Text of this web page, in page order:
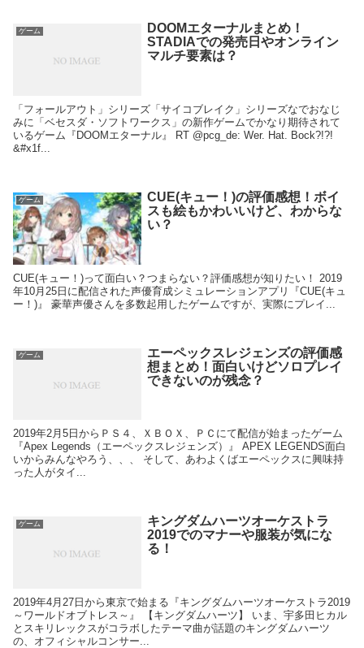
ゲーム
DOOMエターナルまとめ！
STADIAでの発売日やオンライン
マルチ要素は？
「フォールアウト」シリーズ「サイコブレイク」シリーズなでおなじ
みに「ベセスダ・ソフトワークス」の新作ゲームでかなり期待されて
いるゲーム『DOOMエターナル』 RT @pcg_de: Wer. Hat. Bock?!?!
&#x1f...
ゲーム
CUE(キュー！)の評価感想！ボイ
スも絵もかわいいけど、わからな
い？
CUE(キュー！)って面白い？つまらない？評価感想が知りたい！ 2019
年10月25日に配信された声優育成シミュレーションアプリ『CUE(キュ
ー！)』 豪華声優さんを多数起用したゲームですが、実際にプレイ...
ゲーム
エーペックスレジェンズの評価感
想まとめ！面白いけどソロプレイ
できないのが残念？
2019年2月5日からＰＳ４、ＸＢＯＸ、ＰＣにて配信が始まったゲーム
『Apex Legends（エーペックスレジェンズ）』 APEX LEGENDS面白
いからみんなやろう、、、 そして、あわよくばエーペックスに興味持
った人がタイ...
ゲーム
キングダムハーツオーケストラ
2019でのマナーや服装が気にな
る！
2019年4月27日から東京で始まる『キングダムハーツオーケストラ2019
～ワールドオブトレス～』 【キングダムハーツ】 いま、宇多田ヒカル
とスキリレックスがコラボしたテーマ曲が話題のキングダムハーツ
の、オフィシャルコンサー...